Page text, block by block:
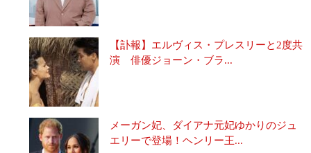
【訃報】エルヴィス・プレスリーと2度共
演 俳優ジョーン・ブラ...
メーガン妃、ダイアナ元妃ゆかりのジュ
エリーで登場！ヘンリー王...